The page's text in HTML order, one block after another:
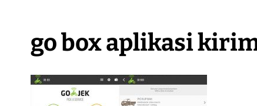
go box aplikasi